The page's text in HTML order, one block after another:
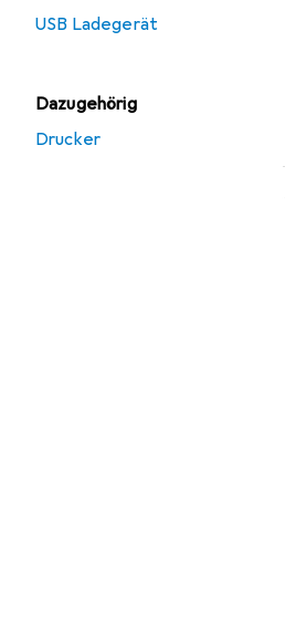
USB Ladegerät
Dazugehörig
Drucker